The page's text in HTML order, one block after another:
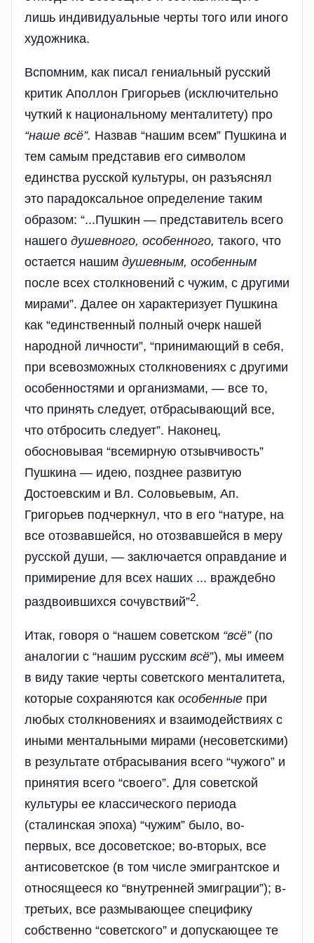
лишь индивидуальные черты того или иного
художника.
Вспомним, как писал гениальный русский
критик Аполлон Григорьев (исключительно
чуткий к национальному менталитету) про
“наше всё”. Назвав “нашим всем” Пушкина и
тем самым представив его символом
единства русской культуры, он разъяснял
это парадоксальное определение таким
образом: “...Пушкин — представитель всего
нашего душевного, особенного, такого, что
остается нашим душевным, особенным
после всех столкновений с чужим, с другими
мирами”. Далее он характеризует Пушкина
как “единственный полный очерк нашей
народной личности”, “принимающий в себя,
при всевозможных столкновениях с другими
особенностями и организмами, — все то,
что принять следует, отбрасывающий все,
что отбросить следует”. Наконец,
обосновывая “всемирную отзывчивость”
Пушкина — идею, позднее развитую
Достоевским и Вл. Соловьевым, Ап.
Григорьев подчеркнул, что в его “натуре, на
все отозвавшейся, но отозвавшейся в меру
русской души, — заключается оправдание и
примирение для всех наших ... враждебно
раздвоившихся сочувствий”2.
Итак, говоря о “нашем советском “всё”(по
аналогии с “нашим русским всё”), мы имеем
в виду такие черты советского менталитета,
которые сохраняются как особенные при
любых столкновениях и взаимодействиях с
иными ментальными мирами (несоветскими)
в результате отбрасывания всего “чужого” и
принятия всего “своего”. Для советской
культуры ее классического периода
(сталинская эпоха) “чужим” было, во-
первых, все досоветское; во-вторых, все
антисоветское (в том числе эмигрантское и
относящееся ко “внутренней эмиграции”); в-
третьих, все размывающее специфику
собственно “советского” и допускающее те